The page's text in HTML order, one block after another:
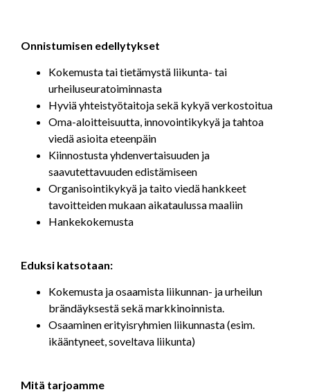
Onnistumisen edellytykset
Kokemusta tai tietämystä liikunta- tai
urheiluseuratoiminnasta
Hyviä yhteistyötaitoja sekä kykyä verkostoitua
Oma-aloitteisuutta, innovointikykyä ja tahtoa
viedä asioita eteenpäin
Kiinnostusta yhdenvertaisuuden ja
saavutettavuuden edistämiseen
Organisointikykyä ja taito viedä hankkeet
tavoitteiden mukaan aikataulussa maaliin
Hankekokemusta
Eduksi katsotaan:
Kokemusta ja osaamista liikunnan- ja urheilun
brändäyksestä sekä markkinoinnista.
Osaaminen erityisryhmien liikunnasta (esim.
ikääntyneet, soveltava liikunta)
Mitä tarjoamme